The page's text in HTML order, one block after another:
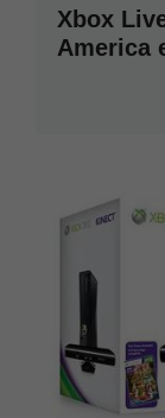
Xbox
America